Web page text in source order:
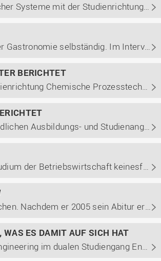
Anna Brüggemann studierte von 2012 bis 2016 dual den Bachelor Management betrieblicher Systeme mit der Studienrichtung Betriebswirtschaft. Wie sie heute auf ihr Studium zurückblickt und welche Besonderheiten ein Studium im Familienbetrieb mit sich bringt, berichtet sie in diesem Beitrag.
Markus Quadt, Lingener durch und durch, machte sich nach seinem dualen Studium in der Gastronomie selbständig. Im Interview berichtet er von seinem Weg in die Selbständigkeit, was seinen Erfolg ausmacht und wie das duale Studium ihn auf seinen Weg unterstützt hat.
BERICHTET
Interessiert an einem Studium im Bereich Engineering technischer Systeme mit der Studienrichtung Chemische Prozesstechnik / Verfahrenstechnik und noch unsicher? Im Interview berichtet Phillip Müter von seinem dualen Studium, Berufsweg und weiterführendem Masterstudium.
Fach- und Berufswechsel sind heute keine Seltenheit mehr. Bei der Masse an unterschiedlichen Ausbildungs- und Studienangeboten stellt so manche Person erst im Verlauf fest, dass das eigene Interesse noch in eine andere Richtung geht. Marcus Laqua zeigt, dass ein Wechsel auch innerhalb eines ...
Anna Ladynski ist 24 Jahre alt und beweist mit ihrem bisherigen Werdegang, dass ein Studium der Betriebswirtschaft keinesfalls nur Generalist*innen, sondern auch echte Expert*innen formt. Von 2016 bis 2019 absolvierte sie ein duales Bachelorstudium der Betriebswirtschaft mit dem Schwerpunkt ...
Tobias Ripperda zeigt eindrucksvoll, dass es möglich ist, innerbetrieblich Karriere zu machen. Nachdem er 2005 sein Abitur erlangte und ein Jahr Zivildienst beim Rettungsdienst geleistet hat, ist er seit 2006 Teil der Wietmarscher Ambulanz- und Sonderfahrzeug GmbH (WAS). Ripperda gibt Einblicke in ...
ES DAMIT AUF SICH HAT
Mirco Jonkeren ist 25 Jahre alt und hat bei uns am Campus Lingen seinen Bachelor of Engineering im dualen Studiengang Engineering technischer Systeme mit der Studienrichtung Maschinenbau erlangt. Im Gespräch berichtet er unter anderem von seinem Weg zum dualen Studium, seiner Einschätzung des ...